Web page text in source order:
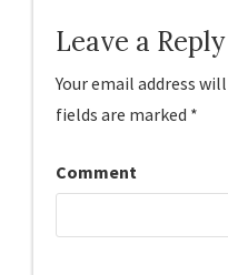
Leave a Reply
Your email address
fields are marked *
Comment